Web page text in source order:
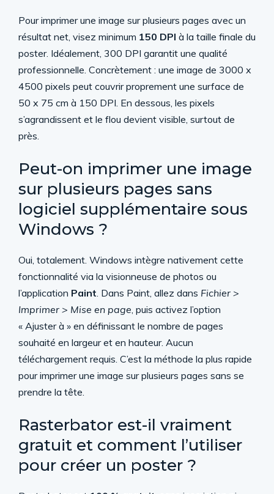
Pour imprimer une image sur plusieurs pages avec un
résultat net, visez minimum 150 DPI à la taille finale du
poster. Idéalement, 300 DPI garantit une qualité
professionnelle. Concrètement : une image de 3000 x
4500 pixels peut couvrir proprement une surface de
50 x 75 cm à 150 DPI. En dessous, les pixels
s’agrandissent et le flou devient visible, surtout de
près.
Peut-on imprimer une image
sur plusieurs pages sans
logiciel supplémentaire sous
Windows ?
Oui, totalement. Windows intègre nativement cette
fonctionnalité via la visionneuse de photos ou
l’application Paint. Dans Paint, allez dans Fichier >
Imprimer > Mise en page, puis activez l’option
« Ajuster à » en définissant le nombre de pages
souhaité en largeur et en hauteur. Aucun
téléchargement requis. C’est la méthode la plus rapide
pour imprimer une image sur plusieurs pages sans se
prendre la tête.
Rasterbator est-il vraiment
gratuit et comment l’utiliser
pour créer un poster ?